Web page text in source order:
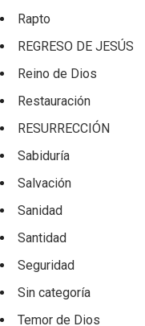
Rapto
REGRESO DE JESÚS
Reino de Dios
Restauración
RESURRECCIÓN
Sabiduría
Salvación
Sanidad
Santidad
Seguridad
Sin categoría
Temor de Dios